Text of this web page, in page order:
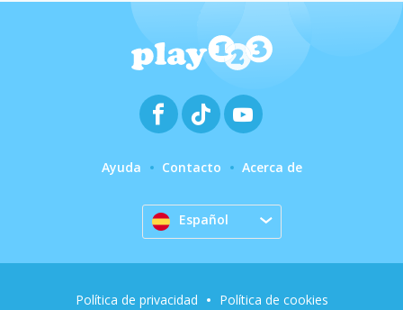
Ayuda Contacto Acerca de
Español
Política de privacidad Política de cookies